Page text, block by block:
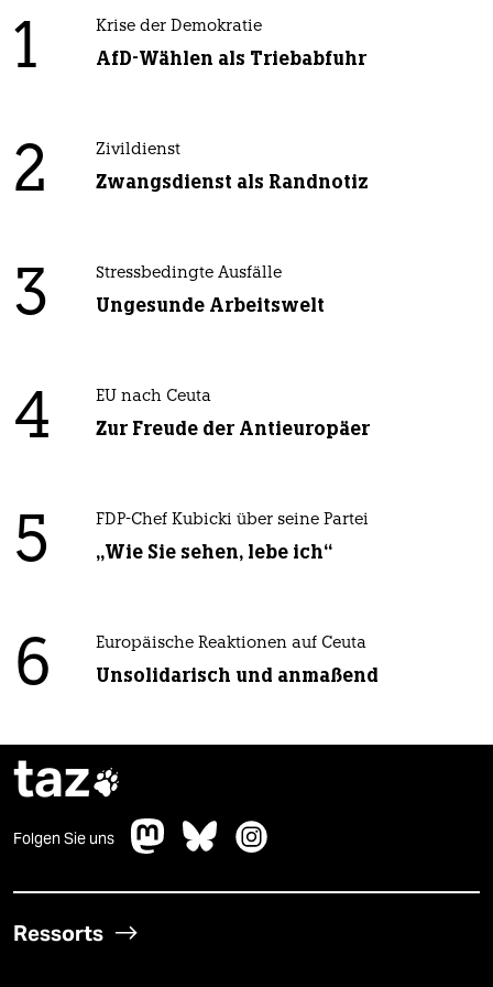
1 Krise der Demokratie
AfD-Wählen als Triebabfuhr
2 Zivildienst
Zwangsdienst als Randnotiz
3 Stressbedingte Ausfälle
Ungesunde Arbeitswelt
4 EU nach Ceuta
Zur Freude der Antieuropäer
5 FDP-Chef Kubicki über seine Partei
„Wie Sie sehen, lebe ich“
6 Europäische Reaktionen auf Ceuta
Unsolidarisch und anmaßend
taz
Folgen Sie uns
Ressorts